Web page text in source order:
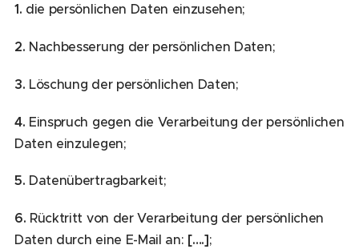
1. die persönlichen Daten einzusehen;
2. Nachbesserung der persönlichen Daten;
3. Löschung der persönlichen Daten;
4. Einspruch gegen die Verarbeitung der persönlichen
Daten einzulegen;
5. Datenübertragbarkeit;
6. Rücktritt von der Verarbeitung der persönlichen
Daten durch eine E-Mail an: [….];